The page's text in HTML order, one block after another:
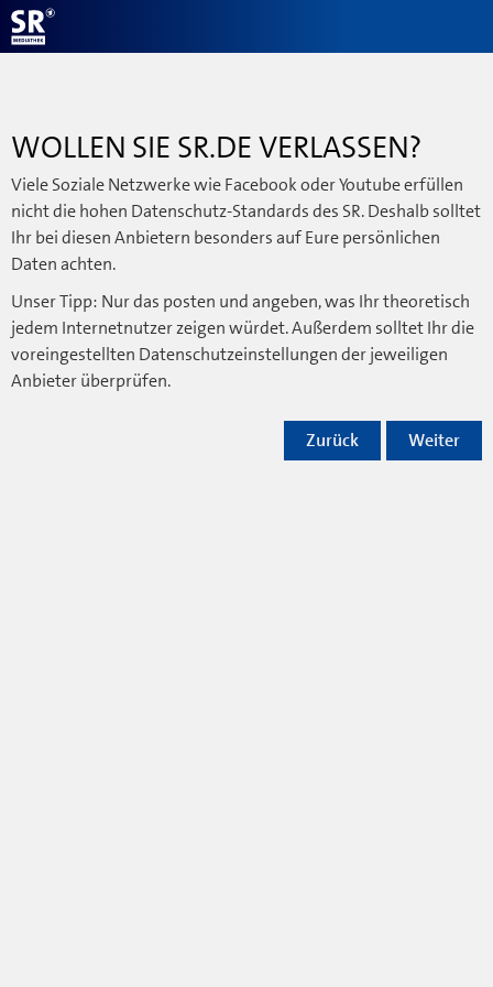
WOLLEN SIE SR.DE VERLASSEN?
Viele Soziale Netzwerke wie Facebook oder Youtube erfüllen
nicht die hohen Datenschutz-Standards des SR. Deshalb solltet
Ihr bei diesen Anbietern besonders auf Eure persönlichen
Daten achten.
Unser Tipp: Nur das posten und angeben, was Ihr theoretisch
jedem Internetnutzer zeigen würdet. Außerdem solltet Ihr die
voreingestellten Datenschutzeinstellungen der jeweiligen
Anbieter überprüfen.
Weiter
Zurück